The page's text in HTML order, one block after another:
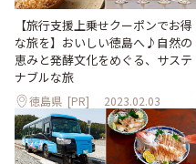
【旅行支援上乗せクーポンでお得
な旅を】おいしい徳島へ♪自然の
恵みと発酵文化をめぐる、サステ
ナブルな旅
徳島県 [PR] 2023.02.03